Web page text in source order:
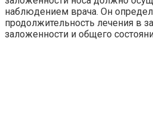
наблюдением врача. Он
продолжительность лечения в
заложенности и общего